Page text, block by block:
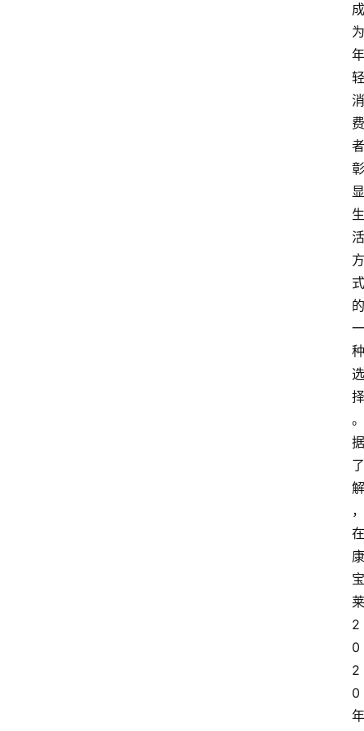
成
为
年
轻
消
费
者
彰
显
生
活
方
式
的
一
种
选
择
。
据
了
解
，
在
康
宝
莱
2
0
2
0
年